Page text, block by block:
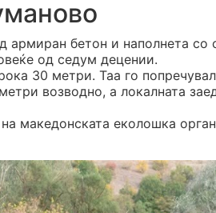
армиран бетон и наполнета
од седум децении.
30 метри. Таа го
возводно, а локалната
македонската еколошка